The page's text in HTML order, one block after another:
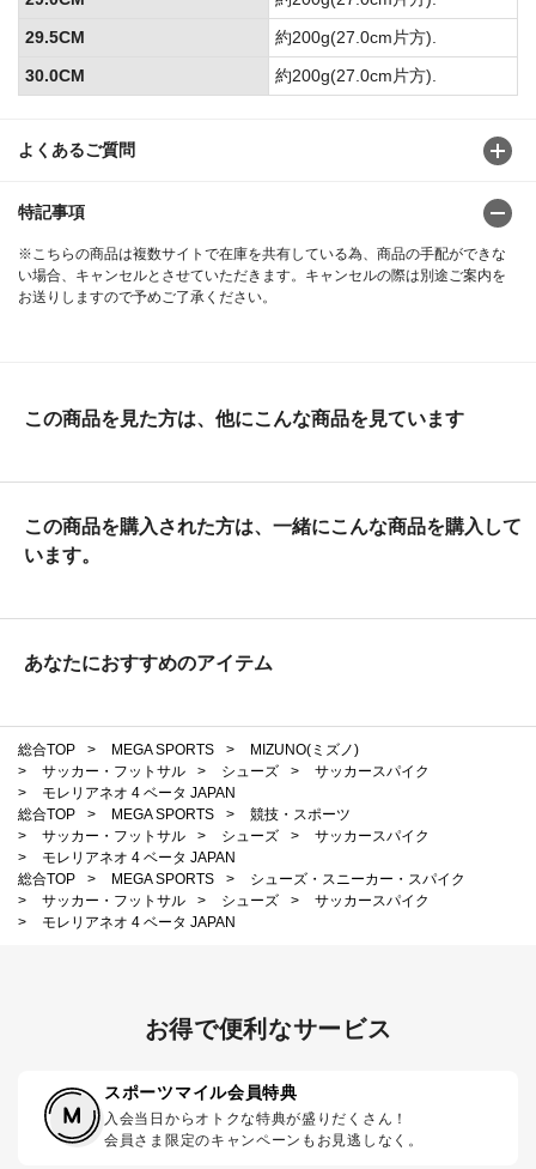
よくあるご質問
特記事項
※こちらの商品は複数サイトで在庫を共有している為、商品の手配ができな
い場合、キャンセルとさせていただきます。キャンセルの際は別途ご案内を
お送りしますので予めご了承ください。
29.5CM
約200g(27.0cm片方).
30.0CM
約200g(27.0cm片方).
この商品を見た方は、他にこんな商品を見ています
この商品を購入された方は、一緒にこんな商品を購入して
います。
あなたにおすすめのアイテム
総合TOP > MEGA SPORTS >
MIZUNO(ミズノ)
>
サッカー・フットサル > シューズ >
サッカースパイク
>
モレリアネオ 4 ベータ JAPAN
総合TOP
> MEGA SPORTS >
競技・スポーツ
>
サッカー・フットサル > シューズ >
サッカースパイク
>
モレリアネオ 4 ベータ JAPAN
総合TOP
> MEGA SPORTS >
シューズ・スニーカー・スパイク
>
サッカー・フットサル > シューズ >
サッカースパイク
>
モレリアネオ 4 ベータ JAPAN
お得で便利なサービス
スポーツマイル会員特典
入会当日からオトクな特典が盛りだくさん！
会員さま限定のキャンペーンもお見逃しなく。